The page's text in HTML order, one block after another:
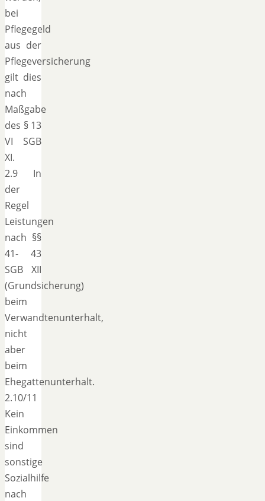
bei
Pflegegeld
aus der
Pflegeversicherung
gilt dies
nach
Maßgabe
des § 13
VI SGB
XI.
2.9 In
der
Regel
Leistungen
nach §§
41- 43
SGB XII
(Grundsicherung)
beim
Verwandtenunterhalt,
nicht
aber
beim
Ehegattenunterhalt.
2.10/11
Kein
Einkommen
sind
sonstige
Sozialhilfe
nach